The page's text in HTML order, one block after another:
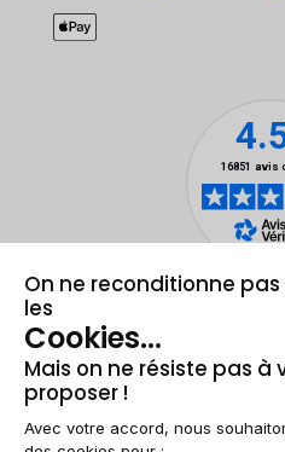
Mentions légales et CGU